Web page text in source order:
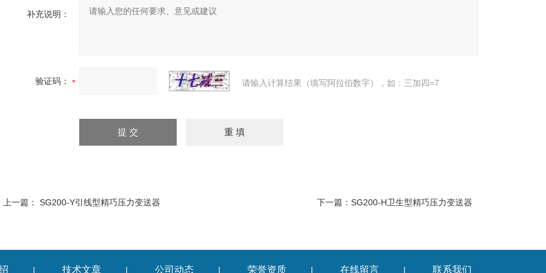
补充说明：
验证码： 请输入计算结果（填写阿拉伯数字），如：三加四=7
上一篇： SG200-Y引线型精巧压力变送器 下一篇： SG200-H卫生型精巧压力变送器
| 技术文章 | 公司动态 | 荣誉资质 | 在线留言 | 联系我们